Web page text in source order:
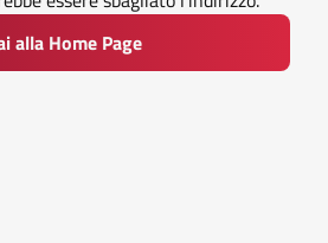
alla Home Page